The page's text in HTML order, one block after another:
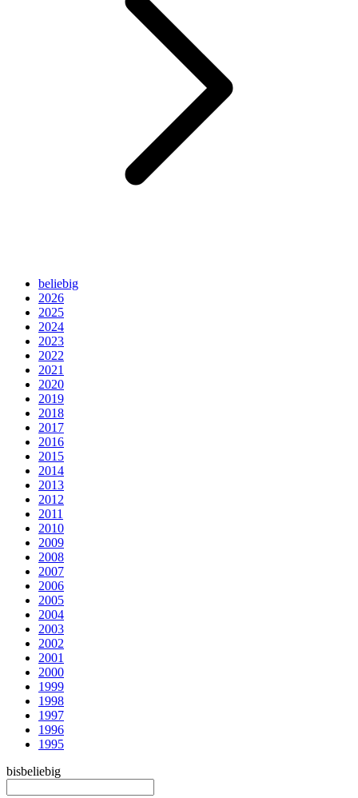
beliebig
2026
2025
2024
2023
2022
2021
2020
2019
2018
2017
2016
2015
2014
2013
2012
2011
2010
2009
2008
2007
2006
2005
2004
2003
2002
2001
2000
1999
1998
1997
1996
1995
bisbeliebig